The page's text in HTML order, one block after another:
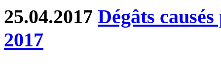
25.04.2017 Dégâts
2017